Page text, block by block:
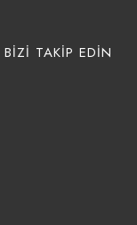
BİZİ TAKİP EDİN